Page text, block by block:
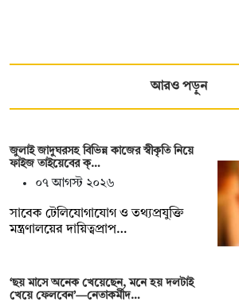
আরও পড়ুন
জুলাই জাদুঘরসহ বিভিন্ন কাজের স্বীকৃতি নিয়ে
ফাইজ তাইয়েবের ক্…
০৭ আগস্ট ২০২৬
সাবেক টেলিযোগাযোগ ও তথ্যপ্রযুক্তি
মন্ত্রণালয়ের দায়িত্বপ্রাপ…
‘ছয় মাসে অনেক খেয়েছেন, মনে হয় দলটাই
খেয়ে ফেলবেন’—নেতাকর্মীদ…